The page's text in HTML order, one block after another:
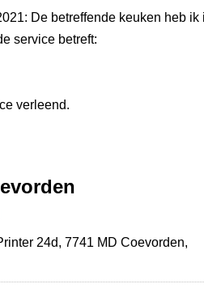
De betreffende keuken heb ik
service betreft:
verleend.
24d, 7741 MD Coevorden,